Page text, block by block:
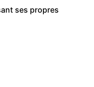
ses propres